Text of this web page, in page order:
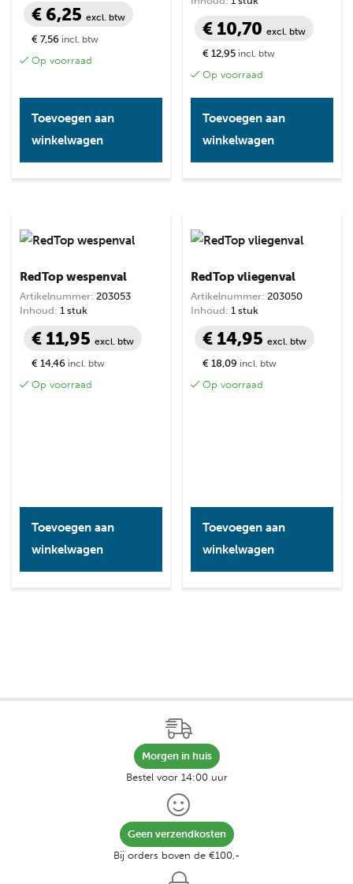
€ 6,25 excl. btw
€ 7,56 incl. btw
Op voorraad
Toevoegen aan
winkelwagen
€ 10,70excl. btw
€ 12,95 incl. btw
Op voorraad
Toevoegen aan
winkelwagen
RedTop wespenval
Artikelnummer: 203053
Inhoud: 1 stuk
€ 11,95 excl. btw
€ 14,46 incl. btw
Op voorraad
Toevoegen aan
winkelwagen
RedTop vliegenval
Artikelnummer: 203050
Inhoud: 1 stuk
€ 14,95excl. btw
€ 18,09 incl. btw
Op voorraad
Toevoegen aan
winkelwagen
Morgen in huis
Bestel voor 14:00 uur
Geen verzendkosten
Bij orders boven de €100,-